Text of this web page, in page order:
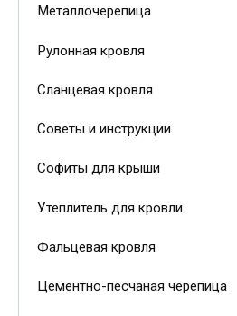
Металлочерепица
Рулонная кровля
Сланцевая кровля
Советы и инструкции
Софиты для крыши
Утеплитель для кровли
Фальцевая кровля
Цементно-песчаная черепица